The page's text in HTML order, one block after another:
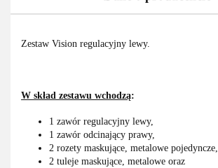
Zestaw Vision regulacyjny lewy.
W skład zestawu wchodzą:
1 zawór regulacyjny lewy,
1 zawór odcinający prawy,
2 rozety maskujące, metalowe pojedyncze,
2 tuleje maskujące, metalowe oraz